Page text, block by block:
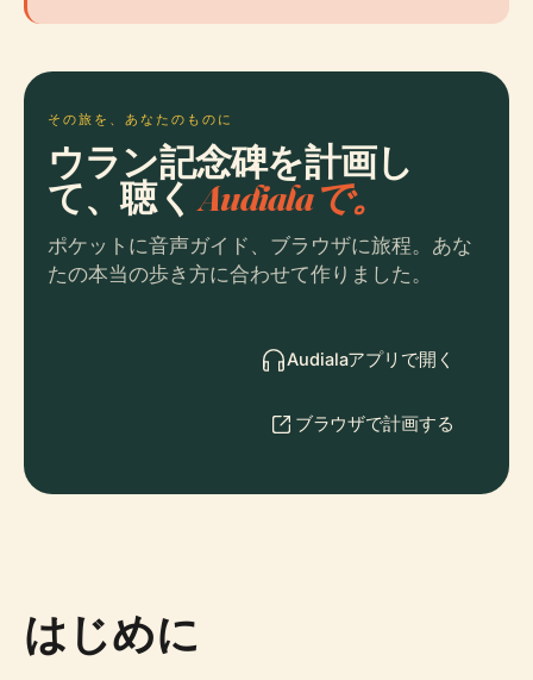
その旅を、あなたのものに
ウラン記念碑を計画し
て、聴くAudialaで。
ポケットに音声ガイド、ブラウザに旅程。あな
たの本当の歩き方に合わせて作りました。
Audialaアプリで開く
ブラウザで計画する
はじめに